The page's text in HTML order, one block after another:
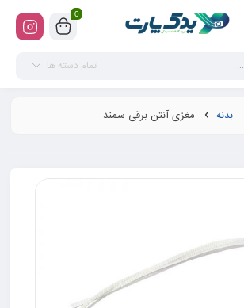
0
تمام دسته ها
بدنه مغزی آنتن برقی سمند